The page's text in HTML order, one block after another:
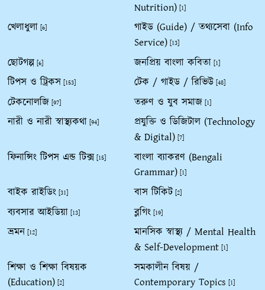
Nutrition) [1]
খেলাধুলা [6]
গাইড (Guide) / তথ্যসেবা (Info
Service) [13]
ছোটগল্প [6] জনপ্রিয় বাংলা কবিতা [1]
টিপস ও ট্রিকস [153] টেক / গাইড / রিভিউ [48]
টেকনোলজি [97] তরুণ ও যুব সমাজ [1]
নারী ও নারী স্বাস্থ্যকথা [94]
প্রযুক্তি ও ডিজিটাল (Technology
& Digital) [7]
ফিনান্সিং টিপস এন্ড টিক্স [15]
বাংলা ব্যাকরণ (Bengali
Grammar) [1]
বাইক রাইডিং [31] বাস টিকিট [2]
ব্যবসার আইডিয়া [13] ব্লগিং [19]
ভ্রমন [12]
মানসিক স্বাস্থ্য / Mental Health
& Self-Development [1]
শিক্ষা ও শিক্ষা বিষয়ক
(Education) [2]
সমকালীন বিষয় /
Contemporary Topics [1]